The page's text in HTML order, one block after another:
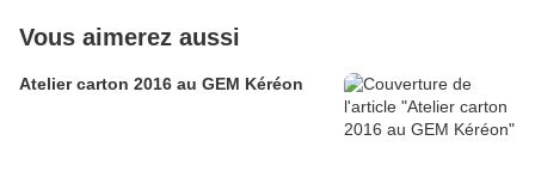
Vous aimerez aussi
Atelier carton 2016 au GEM Kéréon